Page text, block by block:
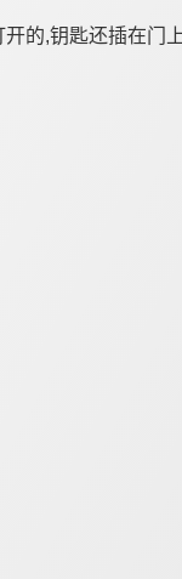
的,钥匙还插在